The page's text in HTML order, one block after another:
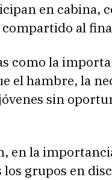
en cabina,
al
como la
el hambre, la
sin
en la
grupos en